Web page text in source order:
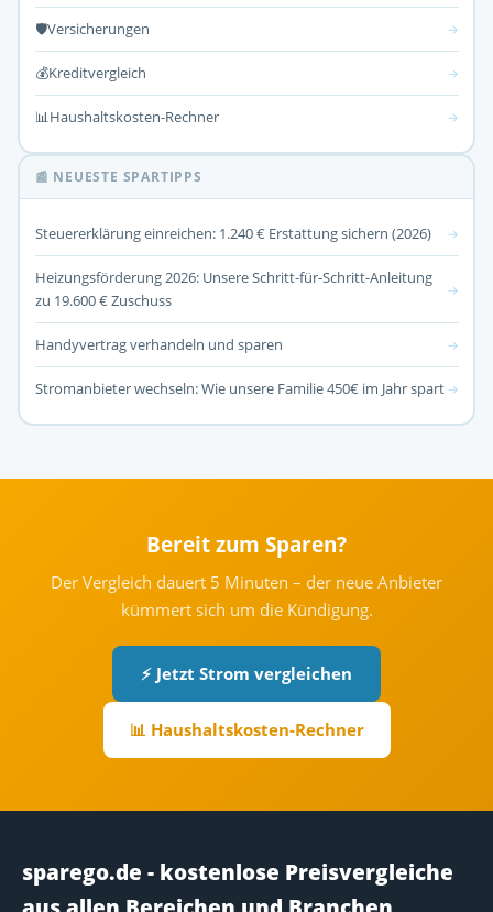
🛡️Versicherungen →
💰Kreditvergleich →
📊Haushaltskosten-Rechner →
📰 NEUESTE SPARTIPPS
Steuererklärung einreichen: 1.240 € Erstattung sichern (2026) →
Heizungsförderung 2026: Unsere Schritt-für-Schritt-Anleitung
zu 19.600 € Zuschuss
→
Handyvertrag verhandeln und sparen →
Stromanbieter wechseln: Wie unsere Familie 450€ im Jahr spart →
Bereit zum Sparen?
Der Vergleich dauert 5 Minuten – der neue Anbieter
kümmert sich um die Kündigung.
⚡ Jetzt Strom vergleichen
📊 Haushaltskosten-Rechner
sparego.de - kostenlose Preisvergleiche